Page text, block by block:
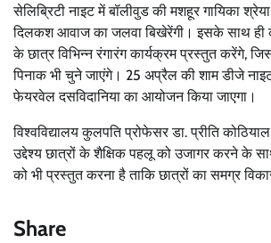
सेलिब्रिटी नाइट में बॉलीवुड की मशहूर गायिका
दिलकश आवाज का जलवा बिखेरेंगी। इसके साथ ही
के छात्र विभिन्न रंगारंग कार्यक्रम प्रस्तुत करेंगे,
पिनाक भी चुने जाएंगे। 25 अप्रैल की शाम डीजे
फेयरवेल दसविदानिया का आयोजन किया जाएगा।
विश्वविद्यालय कुलपति प्रोफेसर डा. प्रीति
उद्देश्य छात्रों के शैक्षिक पहलू को उजागर करने के
को भी प्रस्तुत करना है ताकि छात्रों का समग्र
Share